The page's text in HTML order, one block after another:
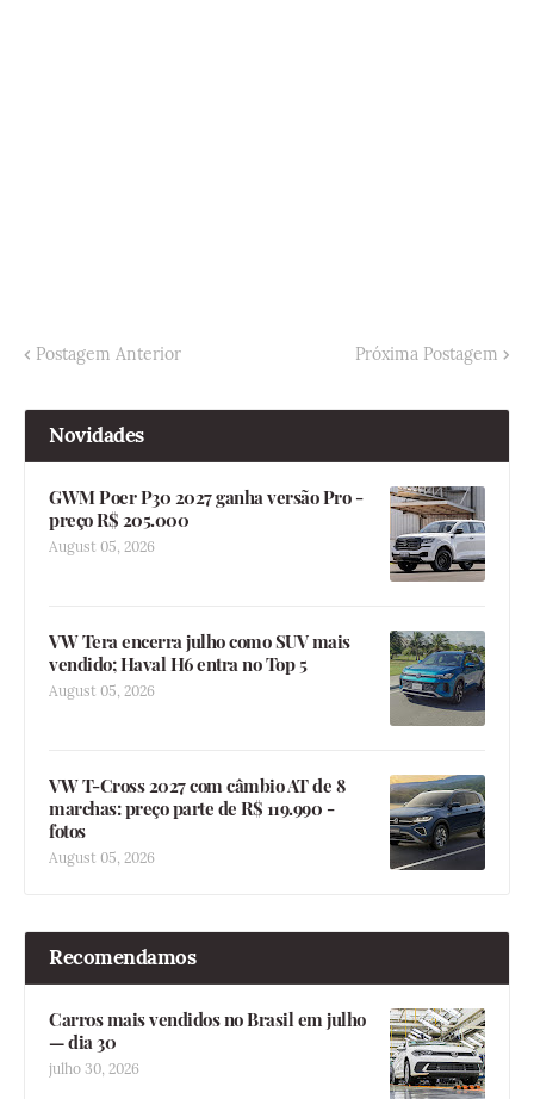
Postagem Anterior Próxima Postagem
Novidades
GWM Poer P30 2027 ganha versão Pro -
preço R$ 205.000
August 05, 2026
VW Tera encerra julho como SUV mais
vendido; Haval H6 entra no Top 5
August 05, 2026
VW T-Cross 2027 com câmbio AT de 8
marchas: preço parte de R$ 119.990 -
fotos
August 05, 2026
Recomendamos
Carros mais vendidos no Brasil em julho
— dia 30
julho 30, 2026